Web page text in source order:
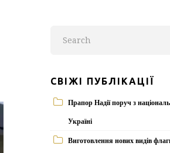
СВІЖІ ПУБЛІКАЦІЇ
Прапор Надії поруч з
Україні
Виготовлення нових видів